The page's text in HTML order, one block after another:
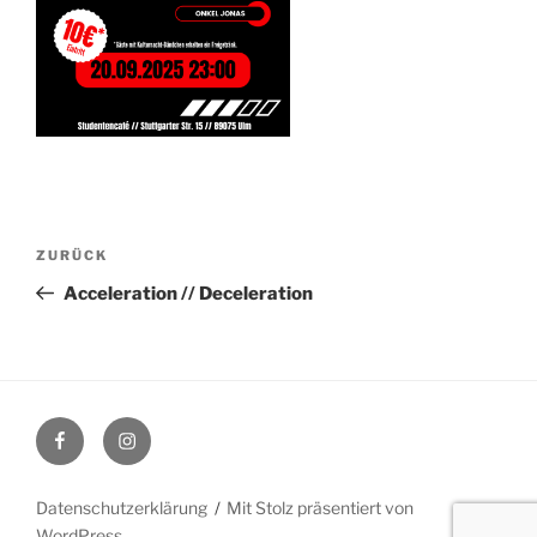
Beitragsnavigation
Vorheriger
Beitrag
ZURÜCK
Acceleration // Deceleration
FacebookInstagram
Datenschutzerklärung
Mit Stolz präsentiert von